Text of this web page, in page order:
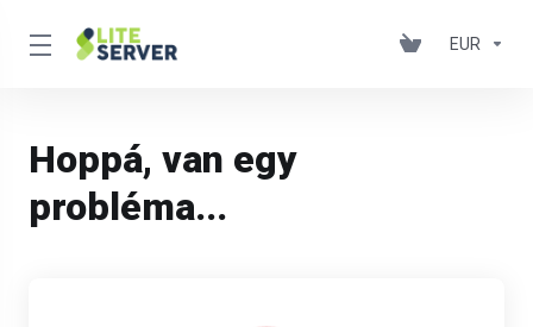
EUR
Hoppá, van egy
probléma...